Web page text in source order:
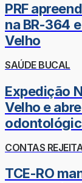
PRF
na BR-364
Velho
SAÚDE BUCAL
Expedição
Velho e
CONTAS
TCE-RO